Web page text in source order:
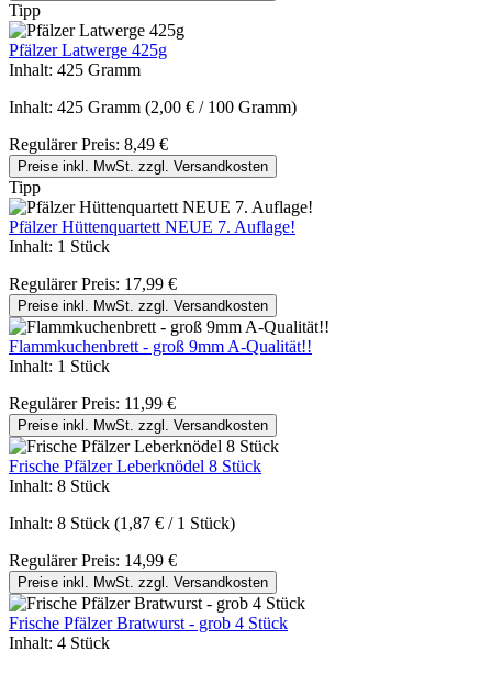
Tipp
Pfälzer Latwerge 425g
Inhalt: 425 Gramm
Inhalt: 425 Gramm (2,00 € / 100 Gramm)
Regulärer Preis: 8,49 €
Preise inkl. MwSt. zzgl. Versandkosten
Tipp
Pfälzer Hüttenquartett NEUE 7. Auflage!
Inhalt: 1 Stück
Regulärer Preis: 17,99 €
Preise inkl. MwSt. zzgl. Versandkosten
Flammkuchenbrett - groß 9mm A-Qualität!!
Inhalt: 1 Stück
Regulärer Preis: 11,99 €
Preise inkl. MwSt. zzgl. Versandkosten
Frische Pfälzer Leberknödel 8 Stück
Inhalt: 8 Stück
Inhalt: 8 Stück (1,87 € / 1 Stück)
Regulärer Preis: 14,99 €
Preise inkl. MwSt. zzgl. Versandkosten
Frische Pfälzer Bratwurst - grob 4 Stück
Inhalt: 4 Stück